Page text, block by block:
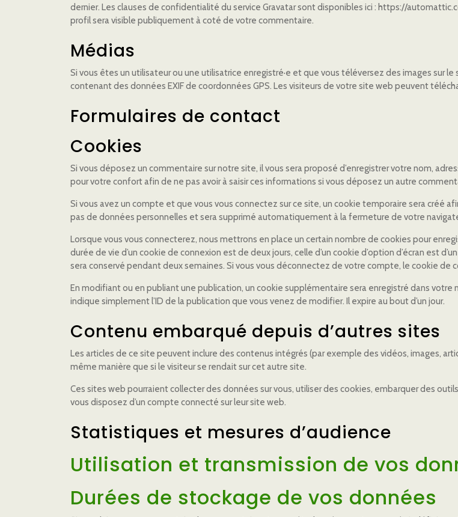
dernier. Les clauses de confidentialité du service Gravatar sont disponibles ici : https://
profil sera visible publiquement à coté de votre commentaire.
Médias
Si vous êtes un utilisateur ou une utilisatrice enregistré·e et que vous téléversez des images sur
contenant des données EXIF de coordonnées GPS. Les visiteurs de votre site web peuvent
Formulaires de contact
Cookies
Si vous déposez un commentaire sur notre site, il vous sera proposé d’enregistrer votre nom,
pour votre confort afin de ne pas avoir à saisir ces informations si vous déposez un autre
Si vous avez un compte et que vous vous connectez sur ce site, un cookie temporaire sera créé
pas de données personnelles et sera supprimé automatiquement à la fermeture de votre
Lorsque vous vous connecterez, nous mettrons en place un certain nombre de cookies pour
durée de vie d’un cookie de connexion est de deux jours, celle d’un cookie d’option d’écran est
sera conservé pendant deux semaines. Si vous vous déconnectez de votre compte, le cookie de
En modifiant ou en publiant une publication, un cookie supplémentaire sera enregistré dans
indique simplement l’ID de la publication que vous venez de modifier. Il expire au bout d’un jour.
Contenu embarqué depuis d’autres sites
Les articles de ce site peuvent inclure des contenus intégrés (par exemple des vidéos, images,
même manière que si le visiteur se rendait sur cet autre site.
Ces sites web pourraient collecter des données sur vous, utiliser des cookies, embarquer des
vous disposez d’un compte connecté sur leur site web.
Statistiques et mesures d’audience
Utilisation et transmission de vos
Durées de stockage de vos données